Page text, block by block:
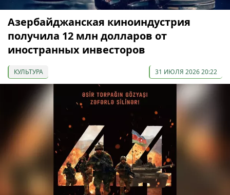
Азербайджанская киноиндустрия
получила 12 млн долларов от
иностранных инвесторов
КУЛЬТУРА 31 ИЮЛЯ 2026 20:22